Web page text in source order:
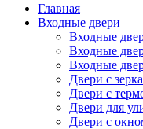
Главная
Входные двери
Входные
Входные
Входные
Двери с
Двери с
Двери для
Двери с